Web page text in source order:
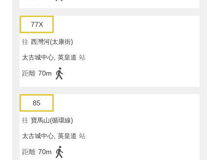
77X
往 西灣河(太康街)
太古城中心, 英皇道 站
距離 70m
85
往 寶馬山(循環線)
太古城中心, 英皇道 站
距離 70m